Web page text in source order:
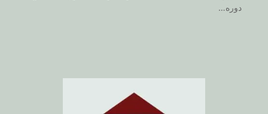
دوره…